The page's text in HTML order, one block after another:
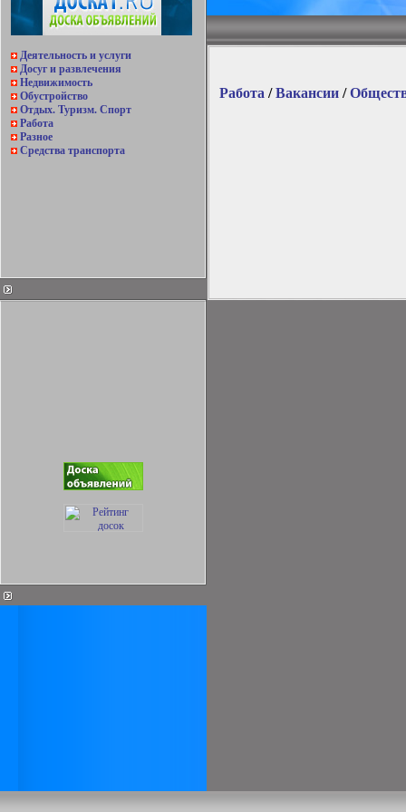
Деятельность и услуги
Досуг и развлечения
Недвижимость
Обустройство
Отдых. Туризм. Спорт
Работа
Разное
Средства транспорта
Работа /Вакансии /